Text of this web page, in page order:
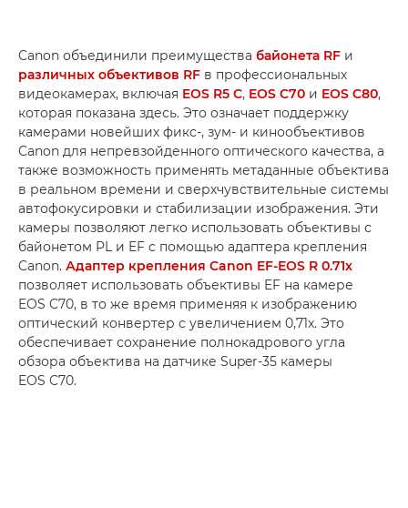
Canon объединили преимущества байонета RF и
различных объективов RF в профессиональных
видеокамерах, включая EOS R5 C, EOS C70 и EOS C80,
которая показана здесь. Это означает поддержку
камерами новейших фикс-, зум- и кинообъективов
Canon для непревзойденного оптического качества, а
также возможность применять метаданные объектива
в реальном времени и сверхчувствительные системы
автофокусировки и стабилизации изображения. Эти
камеры позволяют легко использовать объективы с
байонетом PL и EF с помощью адаптера крепления
Canon. Адаптер крепления Canon EF-EOS R 0.71x
позволяет использовать объективы EF на камере
EOS C70, в то же время применяя к изображению
оптический конвертер с увеличением 0,71x. Это
обеспечивает сохранение полнокадрового угла
обзора объектива на датчике Super-35 камеры
EOS C70.